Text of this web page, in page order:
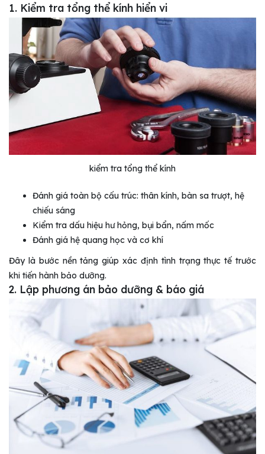
1. Kiểm tra tổng thể kính hiển vi
kiểm tra tổng thể kính
Đánh giá toàn bộ cấu trúc: thân kính, bàn sa trượt, hệ
chiếu sáng
Kiểm tra dấu hiệu hư hỏng, bụi bẩn, nấm mốc
Đánh giá hệ quang học và cơ khí
Đây là bước nền tảng giúp xác định tình trạng thực tế trước
khi tiến hành bảo dưỡng.
2. Lập phương án bảo dưỡng & báo giá